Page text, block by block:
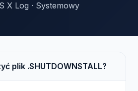
X Log · Systemowy
plik .SHUTDOWNSTALL?